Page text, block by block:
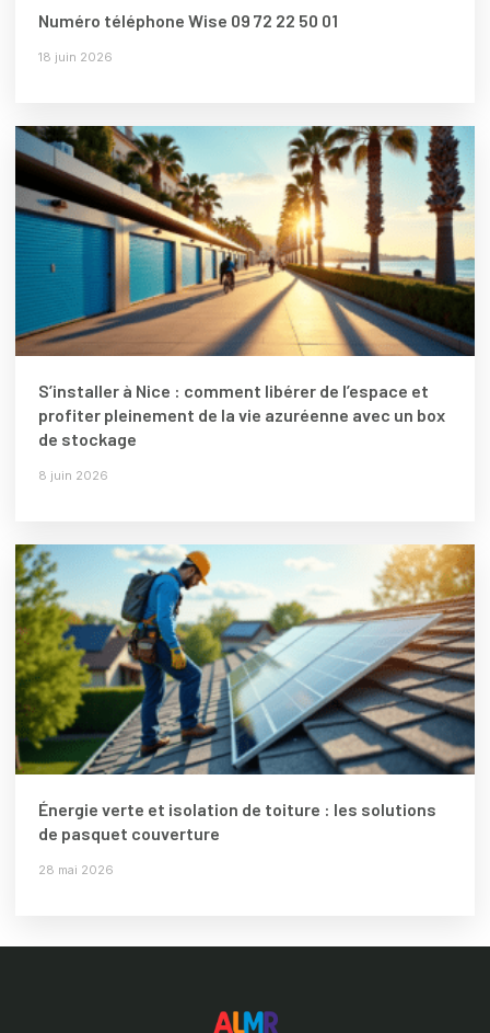
Numéro téléphone Wise 09 72 22 50 01
18 juin 2026
S’installer à Nice : comment libérer de l’espace et
profiter pleinement de la vie azuréenne avec un box
de stockage
8 juin 2026
Énergie verte et isolation de toiture : les solutions
de pasquet couverture
28 mai 2026